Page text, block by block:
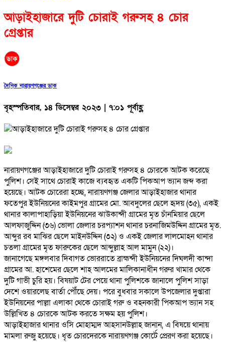
আড়াইহাজারে দুটি চোরাই গরুসহ ৪ চোর
গ্রেপ্তার
দৈনিক নারায়ণগঞ্জের ডাক
বৃহস্পতিবার, ১৪ ডিসেম্বর ২০২৩ | ৭:০১ পূর্বাহ্ণ
নারায়ণগঞ্জের আড়াইহাজারে দুটি চোরাই গরুসহ ৪ চোরকে আটক করেছে
পুলিশ। সেই সাথে চোরাই কাজে ব্যবহৃত একটি পিকআপ ভ্যান জব্দ করা
হয়েছে। আটক চোরেরা হচ্ছে, নারায়ণগঞ্জ জেলার আড়াইহাজার থানার
ফতেপুর ইউনিয়নের কাইমপুর গ্রামের মো. আবদুলের ছেলে হৃদয় (৩৫), একই
থানার কালাপাহাড়িয়া ইউনিয়নের ঝাউকান্দী গ্রামের মৃত চাঁনমিয়ার ছেলে
আলফাজুদ্দিন (৩৬) ভোলা জেলার চরপ্যাশন থানার চরনাজিমউদ্দিন গ্রামের মৃত.
আব্দুর রব মাঝির ছেলে মাইনউদ্দিন (৩২) ও একই জেলার লালমোহন থানার
চতলা গ্রামের মৃত ফারুকের ছেলে আব্দুল্লাহ আল মামুন (২২)।
জানাগেছে মঙ্গলবার দিবাগত ভোররাতে ব্রাহ্মন্দী ইউনিয়নের দিঘলদী কান্দা
গ্রামের আ. হাশেমের ছেলে শাহ আলমের মালিকানাধীন গরুর খামার থেকে
দুটি গাভী চুরি হয়। বিষয়াট টের পেয়ে থানা পুলিশকে জানালে পুলিশ সাড়া
দেশে ওয়ারলেছ বার্তা পৌঁছে দেয়। পরে বুধবার সকালে উপজেলার দুপ্তারা
ইউনিয়নের পাল্লা এলাকা থেকে চোরাই গরু ও বহনকারী পিকআপ ভ্যান সহ
উল্লিখিত ৪ চোরকে আটক করতে সক্ষম হয় পুলিশ।
আড়াইহাজার থানার ওসি মোহাম্মদ আহসানউল্লাহ জানান, এ বিষয়ে থানায়
মামলা রুজু হয়েছে। ধৃত চোরদেরকে নারায়ণগঞ্জ কোর্টে প্রেরণ করা হয়েছে।